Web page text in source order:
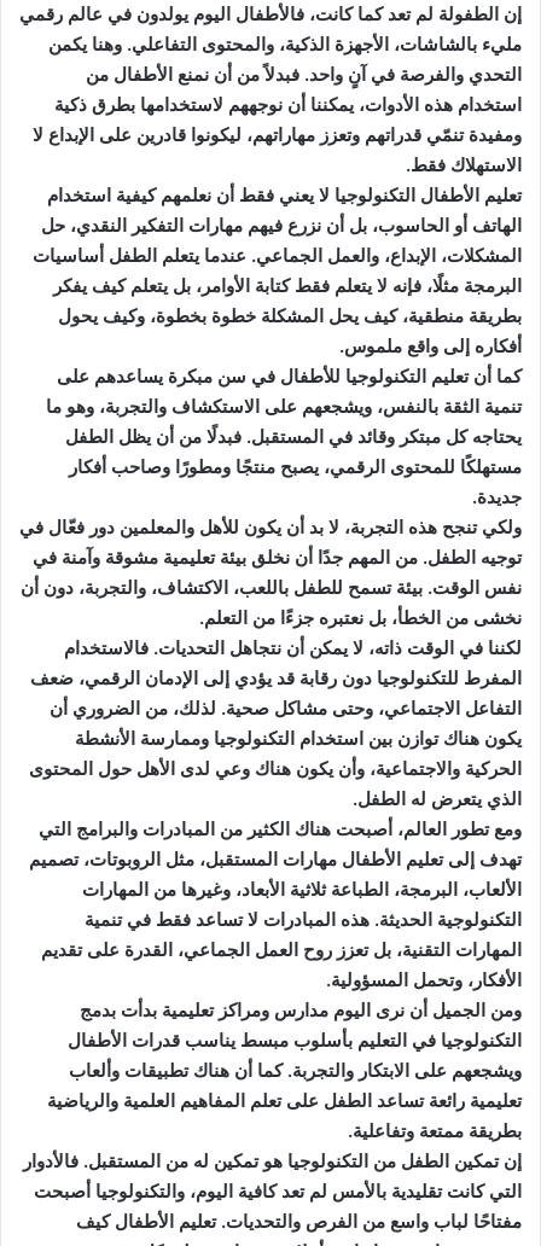
إن الطفولة لم تعد كما كانت، فالأطفال اليوم يولدون في عالم رقمي
مليء بالشاشات، الأجهزة الذكية، والمحتوى التفاعلي. وهنا يكمن
التحدي والفرصة في آنٍ واحد. فبدلاً من أن نمنع الأطفال من
استخدام هذه الأدوات، يمكننا أن نوجههم لاستخدامها بطرق ذكية
ومفيدة تنمّي قدراتهم وتعزز مهاراتهم، ليكونوا قادرين على الإبداع لا
الاستهلاك فقط.
تعليم الأطفال التكنولوجيا لا يعني فقط أن نعلمهم كيفية استخدام
الهاتف أو الحاسوب، بل أن نزرع فيهم مهارات التفكير النقدي، حل
المشكلات، الإبداع، والعمل الجماعي. عندما يتعلم الطفل أساسيات
البرمجة مثلًا، فإنه لا يتعلم فقط كتابة الأوامر، بل يتعلم كيف يفكر
بطريقة منطقية، كيف يحل المشكلة خطوة بخطوة، وكيف يحول
أفكاره إلى واقع ملموس.
كما أن تعليم التكنولوجيا للأطفال في سن مبكرة يساعدهم على
تنمية الثقة بالنفس، ويشجعهم على الاستكشاف والتجربة، وهو ما
يحتاجه كل مبتكر وقائد في المستقبل. فبدلًا من أن يظل الطفل
مستهلكًا للمحتوى الرقمي، يصبح منتجًا ومطورًا وصاحب أفكار
جديدة.
ولكي تنجح هذه التجربة، لا بد أن يكون للأهل والمعلمين دور فعّال في
توجيه الطفل. من المهم جدًا أن نخلق بيئة تعليمية مشوقة وآمنة في
نفس الوقت. بيئة تسمح للطفل باللعب، الاكتشاف، والتجربة، دون أن
نخشى من الخطأ، بل نعتبره جزءًا من التعلم.
لكننا في الوقت ذاته، لا يمكن أن نتجاهل التحديات. فالاستخدام
المفرط للتكنولوجيا دون رقابة قد يؤدي إلى الإدمان الرقمي، ضعف
التفاعل الاجتماعي، وحتى مشاكل صحية. لذلك، من الضروري أن
يكون هناك توازن بين استخدام التكنولوجيا وممارسة الأنشطة
الحركية والاجتماعية، وأن يكون هناك وعي لدى الأهل حول المحتوى
الذي يتعرض له الطفل.
ومع تطور العالم، أصبحت هناك الكثير من المبادرات والبرامج التي
تهدف إلى تعليم الأطفال مهارات المستقبل، مثل الروبوتات، تصميم
الألعاب، البرمجة، الطباعة ثلاثية الأبعاد، وغيرها من المهارات
التكنولوجية الحديثة. هذه المبادرات لا تساعد فقط في تنمية
المهارات التقنية، بل تعزز روح العمل الجماعي، القدرة على تقديم
الأفكار، وتحمل المسؤولية.
ومن الجميل أن نرى اليوم مدارس ومراكز تعليمية بدأت بدمج
التكنولوجيا في التعليم بأسلوب مبسط يناسب قدرات الأطفال
ويشجعهم على الابتكار والتجربة. كما أن هناك تطبيقات وألعاب
تعليمية رائعة تساعد الطفل على تعلم المفاهيم العلمية والرياضية
بطريقة ممتعة وتفاعلية.
إن تمكين الطفل من التكنولوجيا هو تمكين له من المستقبل. فالأدوار
التي كانت تقليدية بالأمس لم تعد كافية اليوم، والتكنولوجيا أصبحت
مفتاحًا لباب واسع من الفرص والتحديات. تعليم الأطفال كيف